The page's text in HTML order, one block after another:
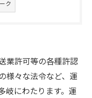
ク
業許可等の各種許認
様々な法令など、運
岐にわたります。運